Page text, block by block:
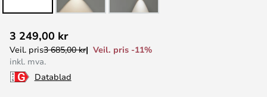
til
begynnelsen
av
bildegalleri
3 249,00 kr
Veil. pris3 685,00 kr
Veil. pris -11%
inkl. mva.
Datablad